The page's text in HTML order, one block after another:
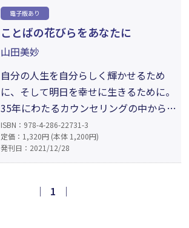
ません。先祖から引き継ぐ宿題もあれ
ば、自身の前世から持ち越してきている
課題もあるようです。輪廻転生を繰り返
しながら、乗り越えるまでそれは与え続
けられるのです──。」（本文より）
電子版あり
ことばの花びらをあなたに
山田美妙
自分の人生を自分らしく輝かせるため
に、そして明日を幸せに生きるために。
35年にわたるカウンセリングの中から生
まれた「生きづらさ」をかかえている人
たちに贈る、心の変容、回復に向けた一
冊。Contents【第1章 意識できるものと
子の関係／第3章 心を豊かにするコミュ
ISBN：978-4-286-22731-3
定価：1,320円 (本体 1,200円)
発刊日：2021/12/28
｜ 1 ｜